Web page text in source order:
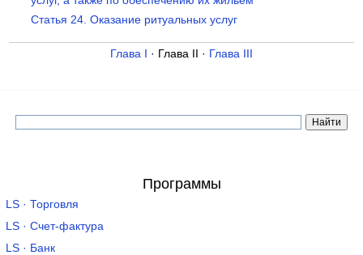
Статья 24. Оказание ритуальных услуг
Глава I · Глава II · Глава III
Программы
LS · Торговля
LS · Счет-фактура
LS · Банк